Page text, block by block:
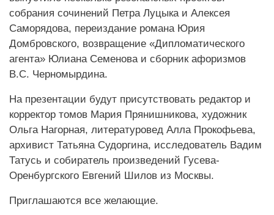
собрания сочинений Петра Луцыка и Алексея
Саморядова, переиздание романа Юрия
Домбровского, возвращение «Дипломатического
агента» Юлиана Семенова и сборник афоризмов
В.С. Черномырдина.
На презентации будут присутствовать редактор и
корректор томов Мария Прянишникова, художник
Ольга Нагорная, литературовед Алла Прокофьева,
архивист Татьяна Судоргина, исследователь Вадим
Татусь и собиратель произведений Гусева-
Оренбургского Евгений Шилов из Москвы.
Приглашаются все желающие.